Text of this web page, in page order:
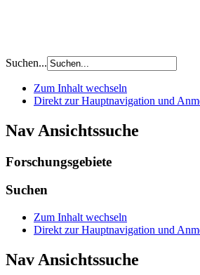
Suchen...
Zum Inhalt wechseln
Direkt zur Hauptnavigation und
Nav Ansichtssuche
Forschungsgebiete
Suchen
Zum Inhalt wechseln
Direkt zur Hauptnavigation und
Nav Ansichtssuche